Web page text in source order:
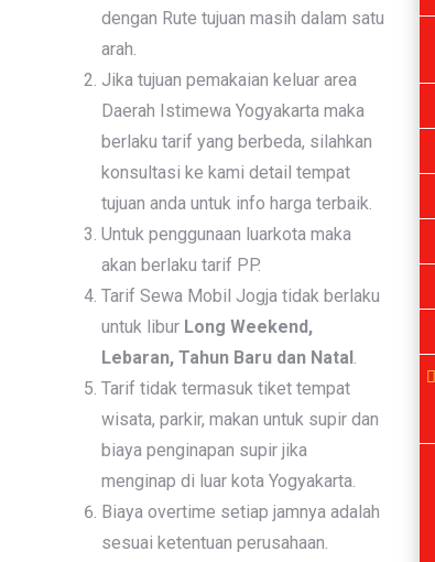
dengan Rute tujuan masih dalam satu
arah.
Jika tujuan pemakaian keluar area
Daerah Istimewa Yogyakarta maka
berlaku tarif yang berbeda, silahkan
konsultasi ke kami detail tempat
tujuan anda untuk info harga terbaik.
Untuk penggunaan luarkota maka
akan berlaku tarif PP.
Tarif Sewa Mobil Jogja tidak berlaku
untuk libur Long Weekend,
Lebaran, Tahun Baru dan Natal.
Tarif tidak termasuk tiket tempat
wisata, parkir, makan untuk supir dan
biaya penginapan supir jika
menginap di luar kota Yogyakarta.
Biaya overtime setiap jamnya adalah
sesuai ketentuan perusahaan.